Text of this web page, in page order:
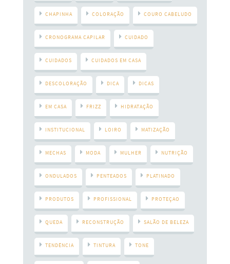
CHAPINHA COLORAÇÃO COURO CABELUDO
CRONOGRAMA CAPILAR CUIDADO
CUIDADOS CUIDADOS EM CASA
DESCOLORAÇÃO DICA DICAS
EM CASA FRIZZ HIDRATAÇÃO
INSTITUCIONAL LOIRO MATIZAÇÃO
MECHAS MODA MULHER NUTRIÇÃO
ONDULADOS PENTEADOS PLATINADO
PRODUTOS PROFISSIONAL PROTEÇAO
QUEDA RECONSTRUÇÃO SALÃO DE BELEZA
TENDÊNCIA TINTURA TONE